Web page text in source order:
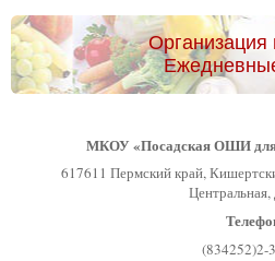
Организация
МКОУ «Посадская ОШИ
617611 Пермский край,
(834252)2-